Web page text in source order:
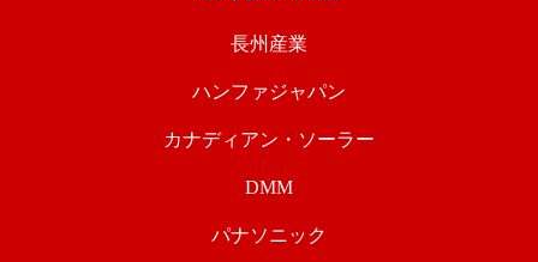
長州産業
ハンファジャパン
カナディアン・ソーラー
DMM
パナソニック